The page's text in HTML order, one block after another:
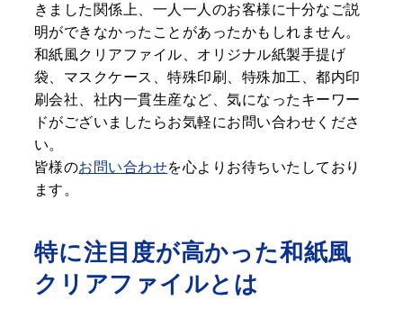
きました関係上、一人一人のお客様に十分なご説
明ができなかったことがあったかもしれません。
和紙風クリアファイル、オリジナル紙製手提げ
袋、マスクケース、特殊印刷、特殊加工、都内印
刷会社、社内一貫生産など、気になったキーワー
ドがございましたらお気軽にお問い合わせくださ
い。
皆様のお問い合わせを心よりお待ちいたしており
ます。
特に注目度が高かった和紙風
クリアファイルとは